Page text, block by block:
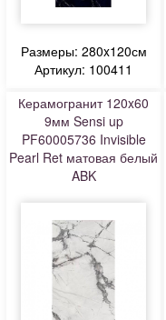
Размеры: 280x120см
Артикул: 100411
Керамогранит 120x60
9мм Sensi up
PF60005736 Invisible
Pearl Ret матовая белый
ABK